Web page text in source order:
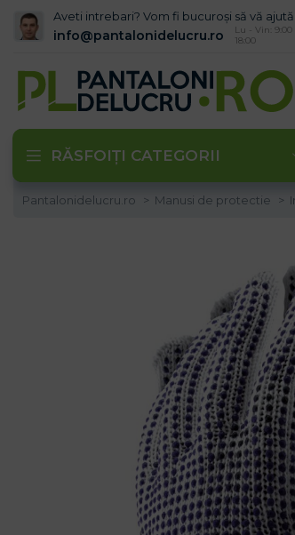
Aveti intrebari? Vom fi bucuroși să vă
info@pantalonidelucru.ro
Lu - Vin: 9:00 -
18:00
RĂSFOIȚI CATEGORII
Pantalonidelucru.ro Manusi de protectie